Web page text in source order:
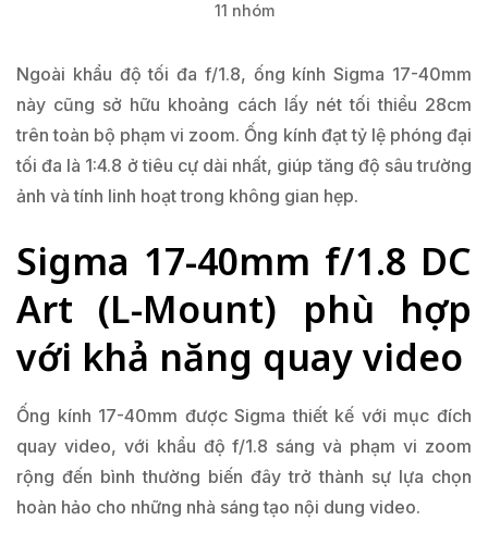
11 nhóm
Ngoài khẩu độ tối đa f/1.8, ống kính Sigma 17-40mm
này cũng sở hữu khoảng cách lấy nét tối thiểu 28cm
trên toàn bộ phạm vi zoom. Ống kính đạt tỷ lệ phóng đại
tối đa là 1:4.8 ở tiêu cự dài nhất, giúp tăng độ sâu trường
ảnh và tính linh hoạt trong không gian hẹp.
Sigma 17-40mm f/1.8 DC
Art (L-Mount) phù hợp
với khả năng quay video
Ống kính 17-40mm được Sigma thiết kế với mục đích
quay video, với khẩu độ f/1.8 sáng và phạm vi zoom
rộng đến bình thường biến đây trở thành sự lựa chọn
hoàn hảo cho những nhà sáng tạo nội dung video.